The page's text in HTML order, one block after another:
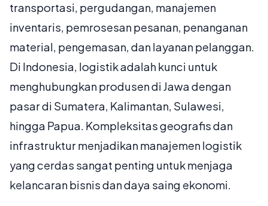
transportasi, pergudangan, manajemen
inventaris, pemrosesan pesanan, penanganan
material, pengemasan, dan layanan pelanggan.
Di Indonesia, logistik adalah kunci untuk
menghubungkan produsen di Jawa dengan
pasar di Sumatera, Kalimantan, Sulawesi,
hingga Papua. Kompleksitas geografis dan
infrastruktur menjadikan manajemen logistik
yang cerdas sangat penting untuk menjaga
kelancaran bisnis dan daya saing ekonomi.